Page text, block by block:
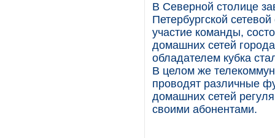
В Северной столице
Петербургской
участие команды,
домашних сетей
обладателем кубка
В целом же
проводят различные
домашних сетей
своими абонентами.